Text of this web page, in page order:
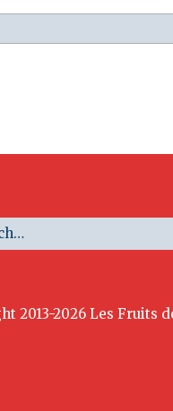
2013-2026 Les Fruits